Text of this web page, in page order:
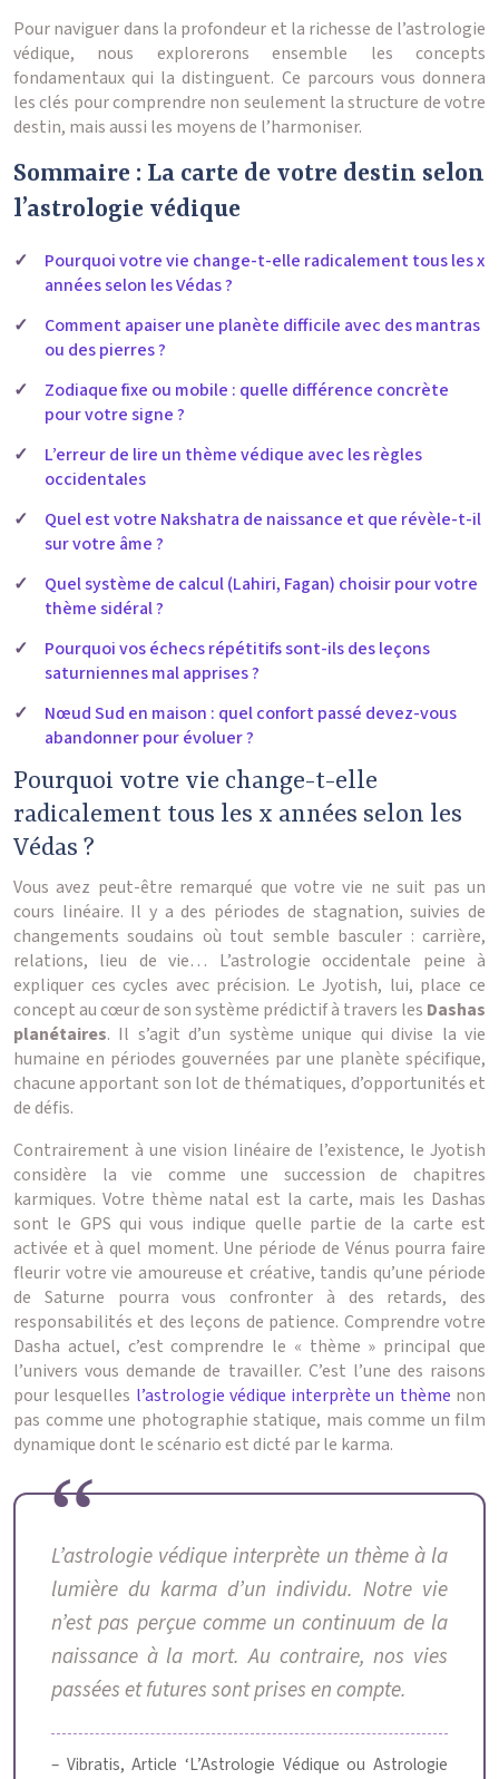
Pour naviguer dans la profondeur et la richesse de l’astrologie
védique, nous explorerons ensemble les concepts
fondamentaux qui la distinguent. Ce parcours vous donnera
les clés pour comprendre non seulement la structure de votre
destin, mais aussi les moyens de l’harmoniser.
Sommaire : La carte de votre destin selon
l’astrologie védique
Pourquoi votre vie change-t-elle radicalement tous les x
années selon les Védas ?
Comment apaiser une planète difficile avec des mantras
ou des pierres ?
Zodiaque fixe ou mobile : quelle différence concrète
pour votre signe ?
L’erreur de lire un thème védique avec les règles
occidentales
Quel est votre Nakshatra de naissance et que révèle-t-il
sur votre âme ?
Quel système de calcul (Lahiri, Fagan) choisir pour votre
thème sidéral ?
Pourquoi vos échecs répétitifs sont-ils des leçons
saturniennes mal apprises ?
Nœud Sud en maison : quel confort passé devez-vous
abandonner pour évoluer ?
Pourquoi votre vie change-t-elle
radicalement tous les x années selon les
Védas ?
Vous avez peut-être remarqué que votre vie ne suit pas un
cours linéaire. Il y a des périodes de stagnation, suivies de
changements soudains où tout semble basculer : carrière,
relations, lieu de vie… L’astrologie occidentale peine à
expliquer ces cycles avec précision. Le Jyotish, lui, place ce
concept au cœur de son système prédictif à travers les Dashas
planétaires. Il s’agit d’un système unique qui divise la vie
humaine en périodes gouvernées par une planète spécifique,
chacune apportant son lot de thématiques, d’opportunités et
de défis.
Contrairement à une vision linéaire de l’existence, le Jyotish
considère la vie comme une succession de chapitres
karmiques. Votre thème natal est la carte, mais les Dashas
sont le GPS qui vous indique quelle partie de la carte est
activée et à quel moment. Une période de Vénus pourra faire
fleurir votre vie amoureuse et créative, tandis qu’une période
de Saturne pourra vous confronter à des retards, des
responsabilités et des leçons de patience. Comprendre votre
Dasha actuel, c’est comprendre le « thème » principal que
l’univers vous demande de travailler. C’est l’une des raisons
pour lesquelles l’astrologie védique interprète un thème non
pas comme une photographie statique, mais comme un film
dynamique dont le scénario est dicté par le karma.
L’astrologie védique interprète un thème à la
lumière du karma d’un individu. Notre vie
n’est pas perçue comme un continuum de la
naissance à la mort. Au contraire, nos vies
passées et futures sont prises en compte.
– Vibratis, Article ‘L’Astrologie Védique ou Astrologie